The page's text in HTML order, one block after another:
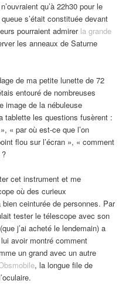
qu’à 22h30 pour le
s’était constituée devant
pourraient admirer la grande
les anneaux de Saturne
de ma petite lunette de 72
entouré de nombreuses
image de la nébuleuse
tablette les questions fusèrent :
« par où est-ce que l’on
flou sur l’écran », « comment
cet instrument et me
où des curieux
ceinturée de personnes. Par
tester le télescope avec son
j’ai acheté le lendemain) a
avoir montré comment
un grand avec un autre
, la longue file de